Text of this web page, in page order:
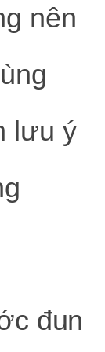
nên
lưu ý
đun